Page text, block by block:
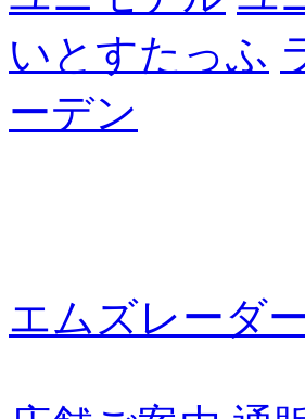
いとすたっふ
ーデン
エムズレーダ